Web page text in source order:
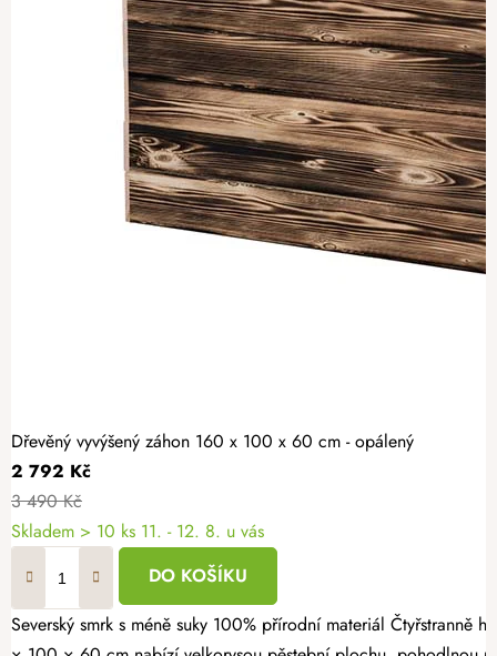
Dřevěný vyvýšený záhon 160 x 100 x 60 cm - opálený
2 792 Kč
3 490 Kč
Skladem > 10 ks 11. - 12. 8. u vás
DO KOŠÍKU
Severský smrk s méně suky 100% přírodní materiál Čtyřstranně hoblovaný masiv Proměňte svou zahradu v místo plné čerstvé zeleniny, voňavých bylinek a sladkých jahod. Opálený dřevěný vyvýšený záhon 160